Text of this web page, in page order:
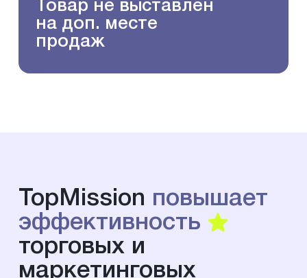
Товар не выставлен
на доп. месте
продаж
TopMission повышает
эффективность
торговых и
маркетинговых